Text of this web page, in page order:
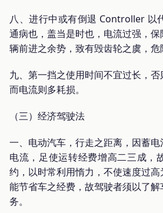
八、进行中或有倒退 Controller 以
通病也，盖当是时也，电流过强，
辆前进之余势，致有毁齿轮之虞，危
九、第一挡之使用时间不宜过长，否
而电流则多耗损。
（三）经济驾驶法
一、电动汽车，行走之距离，因蓄
电流，足使运转经费增高二三成，
约，以时常利用惰力，不使速度过高
能节省车之经费，故驾驶者须以了
务。